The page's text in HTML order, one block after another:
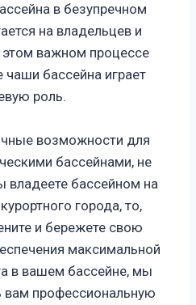
в безупречном
на владельцев и
важном процессе
бассейна играет
роль.
возможности для
бассейнами, не
владеете бассейном на
города, то,
и бережете свою
максимальной
в вашем бассейне, мы
вам профессиональную